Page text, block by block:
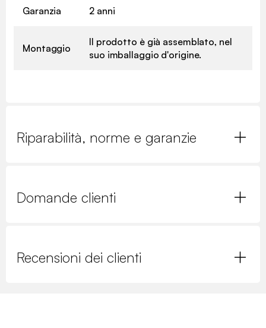
Garanzia 2 anni
Montaggio
Il prodotto è già assemblato, nel
suo imballaggio d'origine.
Riparabilità, norme e garanzie
Domande clienti
Recensioni dei clienti